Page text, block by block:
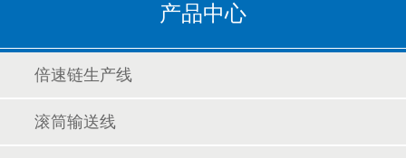
产品中心
倍速链生产线
滚筒输送线